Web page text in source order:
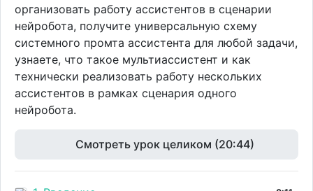
организовать работу ассистентов в сценарии
нейробота, получите универсальную схему
системного промта ассистента для любой задачи,
узнаете, что такое мультиассистент и как
технически реализовать работу нескольких
ассистентов в рамках сценария одного
нейробота.
Смотреть урок целиком (20:44)